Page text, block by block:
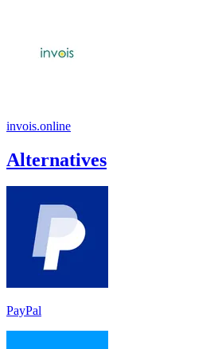
invois.online
Alternatives
PayPal